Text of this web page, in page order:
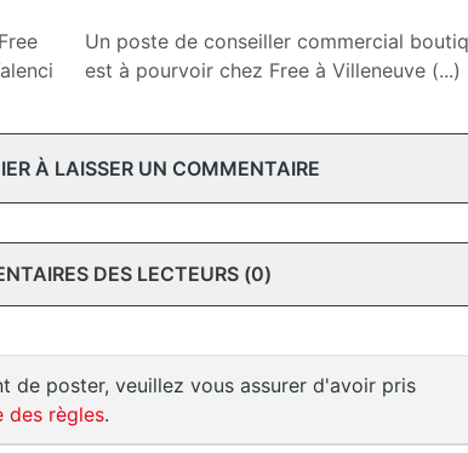
Un poste de conseiller commercial
est à pourvoir chez Free à Villeneuve (...)
À LAISSER UN COMMENTAIRE
DES LECTEURS (0)
de poster, veuillez vous assurer d'avoir pris
des règles.